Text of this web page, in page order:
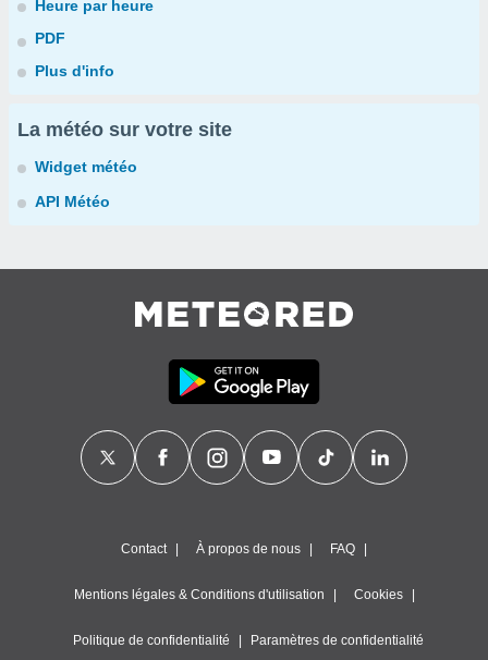
Heure par heure
PDF
Plus d'info
La météo sur votre site
Widget météo
API Météo
Contact À propos de nous FAQ
Mentions légales & Conditions d'utilisation Cookies
Politique de confidentialité Paramètres de confidentialité